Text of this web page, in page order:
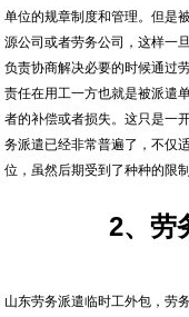
单位的规章制度和管理。但是
源公司或者劳务公司，这样一
负责协商解决必要的时候通过
责任在用工一方也就是被派遣
者的补偿或者损失。这只是一
务派遣已经非常普遍了，不仅
位，虽然后期受到了种种的限
2、劳
山东劳务派遣临时工外包，劳